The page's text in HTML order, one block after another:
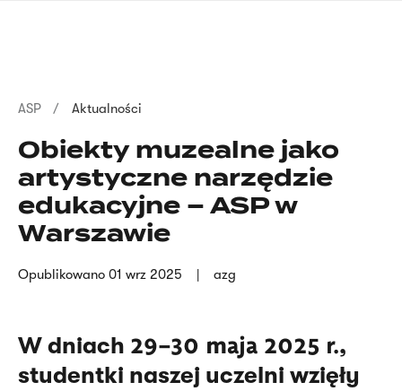
Ścieżka
nawigacyjna
ASP Aktualności
Obiekty muzealne jako
artystyczne narzędzie
edukacyjne – ASP w
Warszawie
Opublikowano 01 wrz 2025 azg
W dniach 29–30 maja 2025 r.,
studentki naszej uczelni wzięły